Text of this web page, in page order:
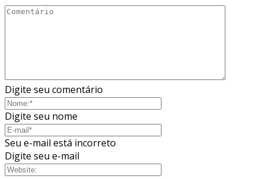
Digite seu comentário
Digite seu nome
Seu e-mail está incorreto
Digite seu e-mail